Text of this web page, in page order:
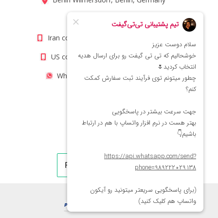
info@titigift.com
Iran contact number: +98(21)66066403
US contact number: +1(408)8054942
WhatsApp Number 09222029138